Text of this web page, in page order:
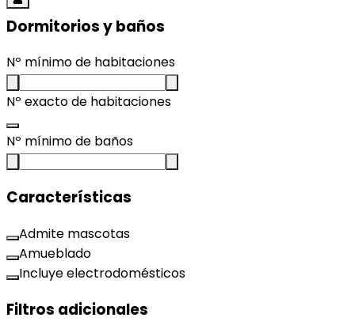
Dormitorios y baños
Nº mínimo de habitaciones
Nº exacto de habitaciones
Nº mínimo de baños
Características
Admite mascotas
Amueblado
Incluye electrodomésticos
Filtros adicionales